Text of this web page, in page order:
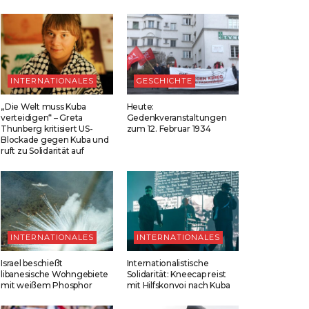
INTERNATIONALES
„Die Welt muss Kuba
verteidigen“ – Greta
Thunberg kritisiert US-
Blockade gegen Kuba und
ruft zu Solidarität auf
GESCHICHTE
Heute:
Gedenkveranstaltungen
zum 12. Februar 1934
INTERNATIONALES
Israel beschießt
libanesische Wohngebiete
mit weißem Phosphor
INTERNATIONALES
Internationalistische
Solidarität: Kneecap reist
mit Hilfskonvoi nach Kuba